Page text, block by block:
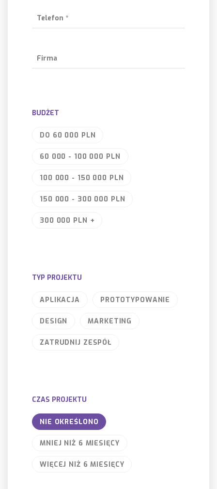
Telefon *
Firma
BUDŻET
DO 60 000 PLN
60 000 - 100 000 PLN
100 000 - 150 000 PLN
150 000 - 300 000 PLN
300 000 PLN +
TYP PROJEKTU
APLIKACJA PROTOTYPOWANIE
DESIGN MARKETING
ZATRUDNIJ ZESPÓŁ
CZAS PROJEKTU
NIE OKREŚLONO
MNIEJ NIŻ 6 MIESIĘCY
WIĘCEJ NIŻ 6 MIESIĘCY